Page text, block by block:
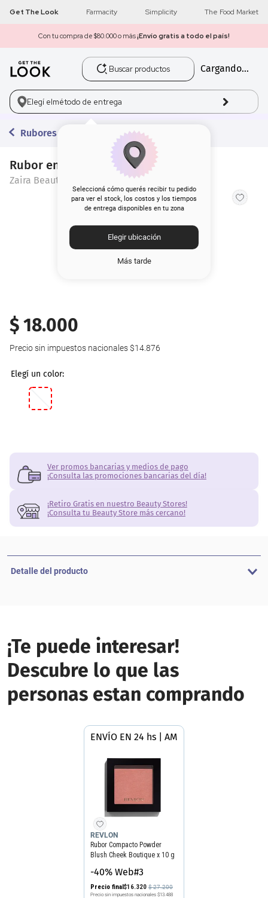
Get The Look Farmacity Simplicity The Food Market
Con tu compra de $80.000 o más¡Envío gratis a todo el país!
Buscar productos
Cargando...
Elegí elmétodo de entrega
Seleccioná cómo querés recibir tu pedido
para ver el stock, los costos y los tiempos
de entrega disponibles en tu zona
Elegir ubicación
Más tarde
Rubores
Rubor en Crema Zaira Beauty x 2.5 g
Zaira Beauty
$18.000
Precio sin impuestos nacionales $14.876
Ver promos bancarias y medios de pago
¡Consulta las promociones bancarias del día!
¡Retiro Gratis en nuestro Beauty Stores!
¡Consulta tu Beauty Store más cercano!
Detalle del producto
¡Te puede interesar!
Descubre lo que las
personas estan comprando
ENVÍO EN 24 hs | AMBA
REVLON
Rubor Compacto Powder
Blush Cheek Boutique x 10 g
-40% Web#3
Precio final$16.320 $27.200
Precio sin impuestos nacionales $13.488
1 get the look
2 máscara pestañas
3.
5. corrector
10. labial